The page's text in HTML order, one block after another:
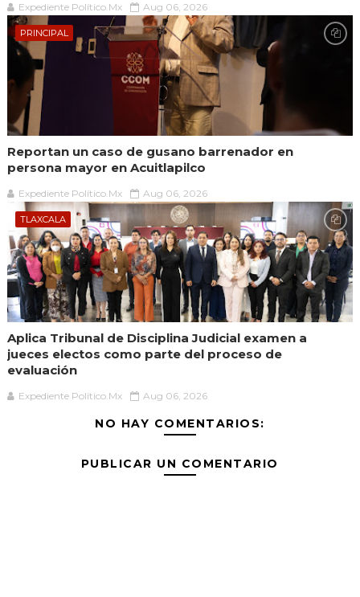
Expediente Político.Mx Aug 06, 2026
PRINCIPAL
Reportan un caso de gusano barrenador en
persona mayor en Acuitlapilco
Expediente Político.Mx Aug 06, 2026
TLAXCALA
Aplica Tribunal de Disciplina Judicial examen a
jueces electos como parte del proceso de
evaluación
Expediente Político.Mx Aug 06, 2026
NO HAY COMENTARIOS:
PUBLICAR UN COMENTARIO